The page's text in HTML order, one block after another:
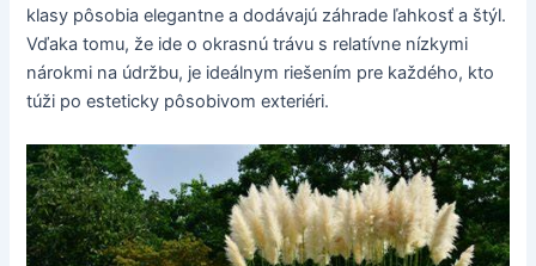
klasy pôsobia elegantne a dodávajú záhrade ľahkosť a štýl.
Vďaka tomu, že ide o okrasnú trávu s relatívne nízkymi
nárokmi na údržbu, je ideálnym riešením pre každého, kto
túži po esteticky pôsobivom exteriéri.